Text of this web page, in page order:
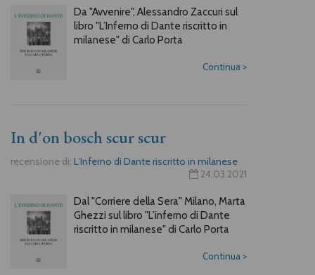
Da "Avvenire", Alessandro Zaccuri sul
libro "L’Inferno di Dante riscritto in
milanese" di Carlo Porta
Continua >
In d'on bosch scur scur
recensione di: L’Inferno di Dante riscritto in milanese
24.03.2021
Dal "Corriere della Sera" Milano, Marta
Ghezzi sul libro "L'inferno di Dante
riscritto in milanese" di Carlo Porta
Continua >